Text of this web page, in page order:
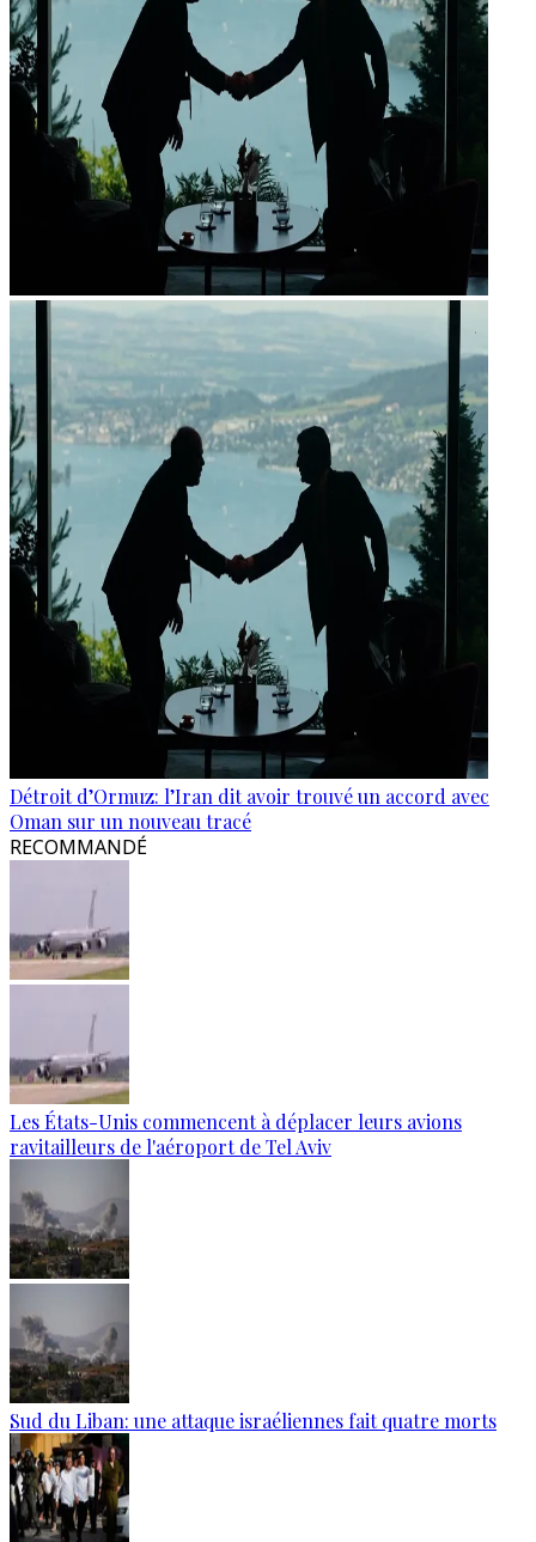
Détroit d’Ormuz: l’Iran dit avoir trouvé un accord avec
Oman sur un nouveau tracé
RECOMMANDÉ
Les États-Unis commencent à déplacer leurs avions
ravitailleurs de l'aéroport de Tel Aviv
Sud du Liban: une attaque israéliennes fait quatre morts